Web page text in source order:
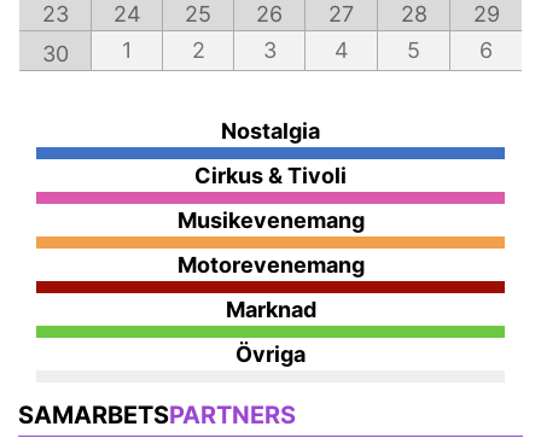
23
24 25 26 27 28
29
30
1 2 3 4 5 6
Nostalgia
Cirkus & Tivoli
Musikevenemang
Motorevenemang
Marknad
Övriga
SAMARBETSPARTNERS